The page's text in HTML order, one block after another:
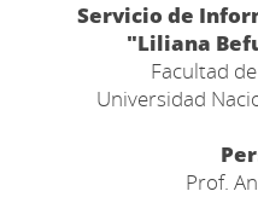
Servicio de
"Liliana
Facultad
Universidad
Prof.